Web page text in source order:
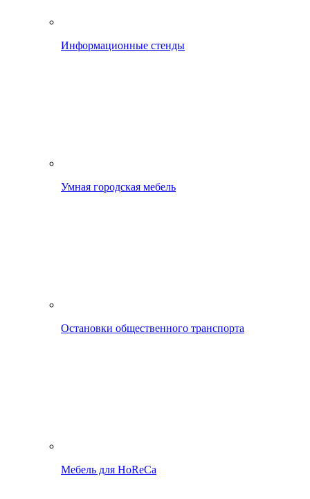
Информационные стенды
Умная городская мебель
Остановки общественного транспорта
Мебель для HoReCa